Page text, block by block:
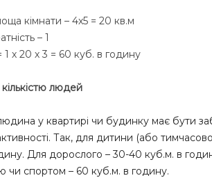
кімнати – 4х5 = 20 кв.м
– 1
1 х 20 х 3 = 60 куб. в годину
людей
у квартирі чи будинку має бути
Так, для дитини (або
Для дорослого – 30-40 куб.м. в
чи спортом – 60 куб.м. в годину.